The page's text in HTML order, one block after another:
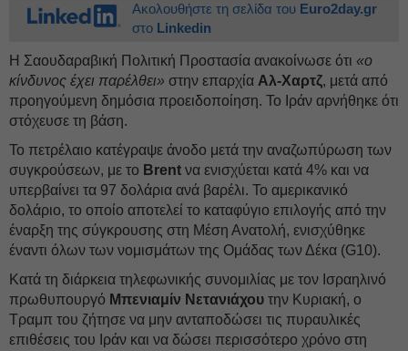
Ακολουθήστε τη σελίδα του Euro2day.gr
στο Linkedin
Η Σαουδαραβική Πολιτική Προστασία ανακοίνωσε ότι «ο
κίνδυνος έχει παρέλθει» στην επαρχία Αλ-Χαρτζ, μετά από
προηγούμενη δημόσια προειδοποίηση. Το Ιράν αρνήθηκε ότι
στόχευσε τη βάση.
Το πετρέλαιο κατέγραψε άνοδο μετά την αναζωπύρωση των
συγκρούσεων, με το Brent να ενισχύεται κατά 4% και να
υπερβαίνει τα 97 δολάρια ανά βαρέλι. Το αμερικανικό
δολάριο, το οποίο αποτελεί το καταφύγιο επιλογής από την
έναρξη της σύγκρουσης στη Μέση Ανατολή, ενισχύθηκε
έναντι όλων των νομισμάτων της Ομάδας των Δέκα (G10).
Κατά τη διάρκεια τηλεφωνικής συνομιλίας με τον Ισραηλινό
πρωθυπουργό Μπενιαμίν Νετανιάχου την Κυριακή, ο
Τραμπ του ζήτησε να μην ανταποδώσει τις πυραυλικές
επιθέσεις του Ιράν και να δώσει περισσότερο χρόνο στη